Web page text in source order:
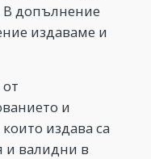
В допълнение
издаваме и
и
издава са
и валидни в